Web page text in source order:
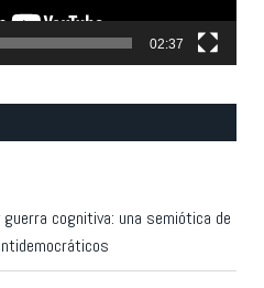
02:37
guerra cognitiva: una semiótica de